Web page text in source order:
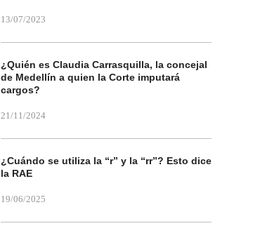
13/07/2023
¿Quién es Claudia Carrasquilla, la concejal
de Medellín a quien la Corte imputará
cargos?
21/11/2024
¿Cuándo se utiliza la “r” y la “rr”? Esto dice
la RAE
19/06/2025